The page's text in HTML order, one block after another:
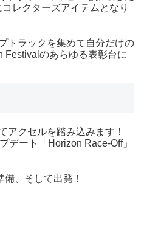
レクターズアイテムとなり
トラックを集めて自分だけの
Festivalのあらゆる表彰台に
アクセルを踏み込みます！
デート「Horizon Race-Off」
、そして出発！